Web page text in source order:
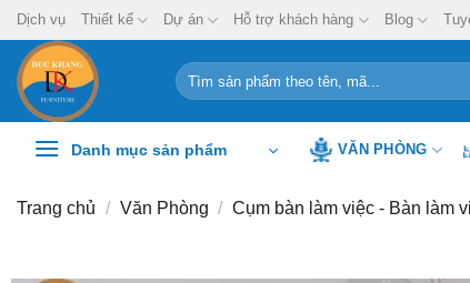
Chuyển
đến
nội
dung
Dịch vụ Thiết kế Dự án Hỗ trợ khách hàng Blog
Tìm
kiếm:
Danh mục sản phẩm VĂN PHÒNG
Trang chủ / Văn Phòng / Cụm bàn làm việc - Bàn làm